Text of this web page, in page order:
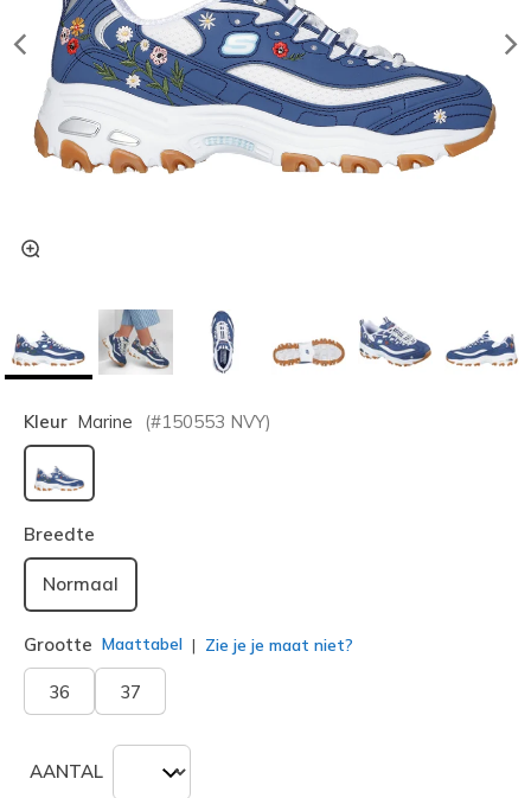
Kleur Marine (#150553 NVY)
geselecteerd
Breedte
Normaal
Grootte Maattabel Zie je je maat niet?
36 37
AANTAL